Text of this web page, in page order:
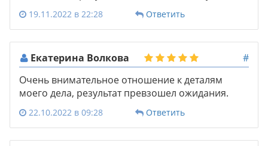
19.11.2022 в 22:28 Ответить
Екатерина Волкова
#
Очень внимательное отношение к деталям
моего дела, результат превзошел ожидания.
22.10.2022 в 09:28 Ответить